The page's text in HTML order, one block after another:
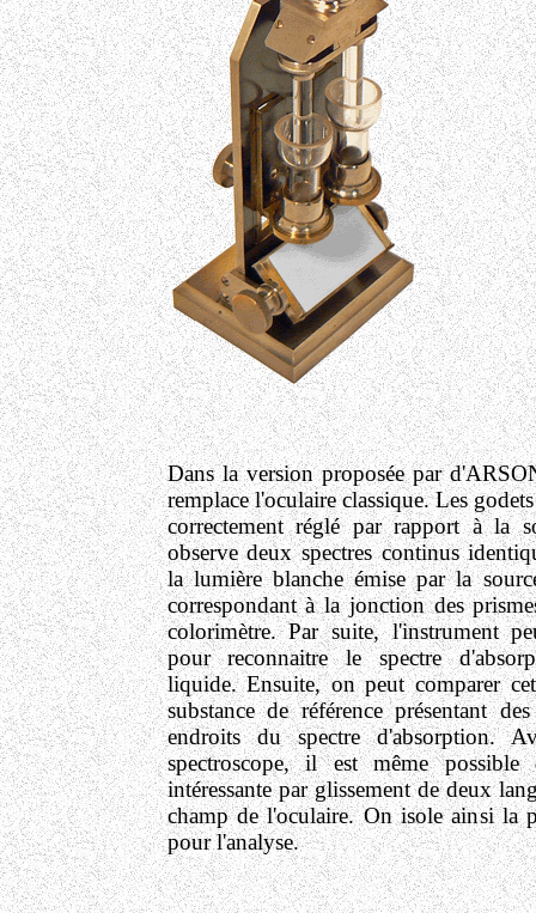
Dans la version proposée par
remplace l'oculaire classique. Les
correctement réglé par rapport à la
observe deux spectres continus
la lumière blanche émise par la
correspondant à la jonction des
colorimètre. Par suite, l'instrument
pour reconnaitre le spectre
liquide. Ensuite, on peut comparer
substance de référence présentant
endroits du spectre d'absorption.
spectroscope, il est même
intéressante par glissement de deux
champ de l'oculaire. On isole ainsi la
pour l'analyse.